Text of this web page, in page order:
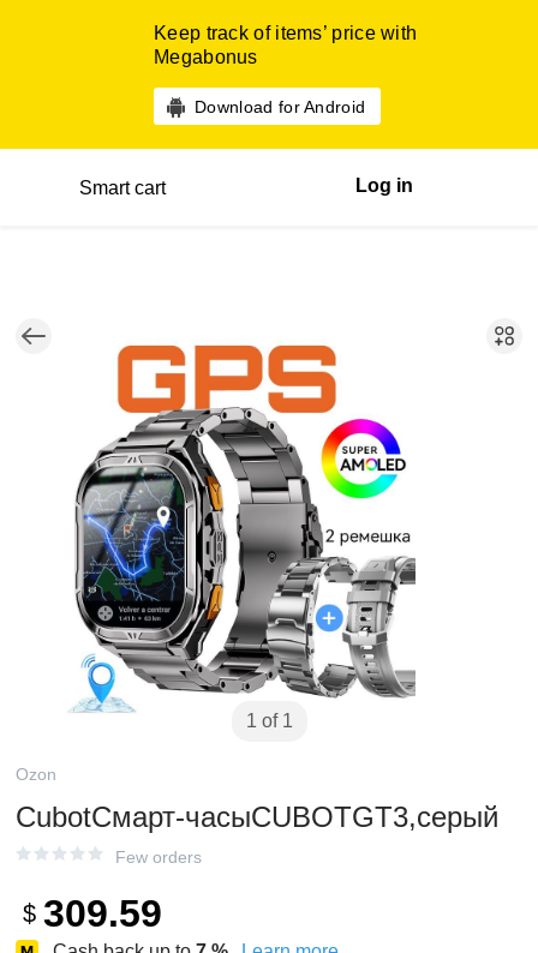
Keep track of items’ price with
Megabonus
Download for Android
Smart cart Log in
1 of 1
Ozon
CubotСмарт-часыCUBOTGT3,серый
Few orders
$ 309.59